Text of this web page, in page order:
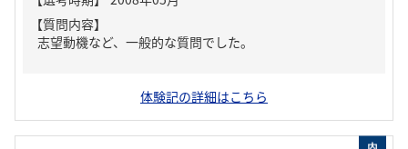
【質問内容】
志望動機など、一般的な質問でした。
体験記の詳細はこちら